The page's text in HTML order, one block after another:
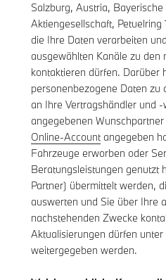
Salzburg, Austria,
Aktiengesellschaft,
die Ihre Daten verarbeiten
ausgewählten Kanäle zu den
kontaktieren dürfen. Darüber
personenbezogene Daten zu
an Ihre Vertragshändler und
angegebenen
Online-Accountangegeben
Fahrzeuge erworben oder
Beratungsleistungen genutzt
Partner) übermittelt werden,
auswerten und Sie über Ihre
nachstehenden Zwecke
Aktualisierungen dürfen
weitergegeben werden.